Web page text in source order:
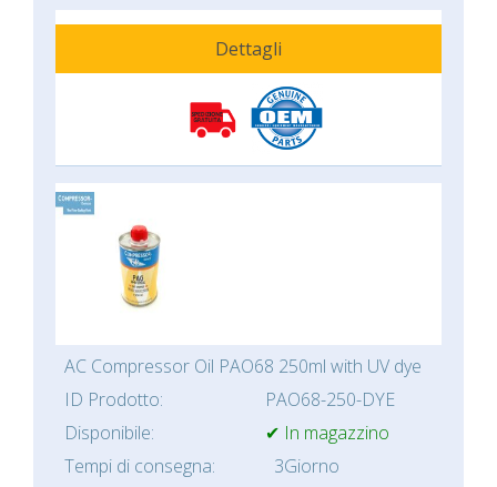
Dettagli
AC Compressor Oil PAO68 250ml with UV dye
ID Prodotto:
PAO68-250-DYE
Disponibile:
✔ In magazzino
Tempi di consegna:
3Giorno